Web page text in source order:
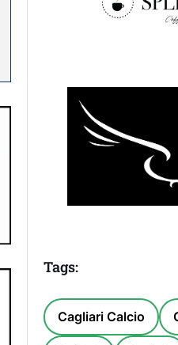
Tags:
Cagliari Calcio